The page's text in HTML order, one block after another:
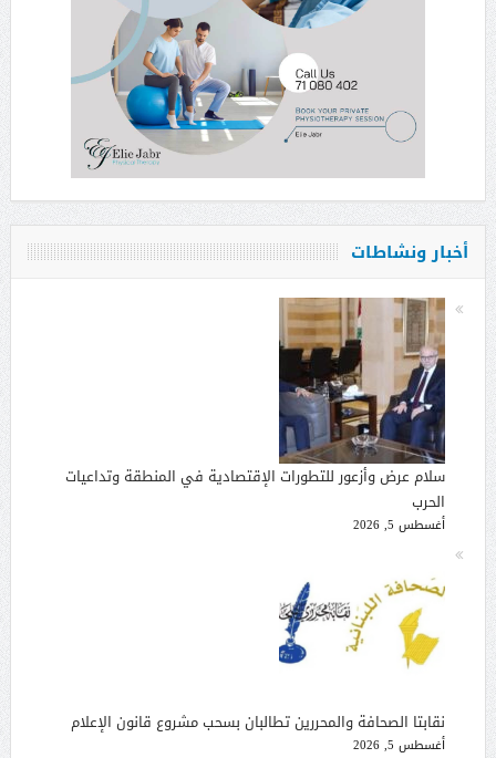
أخبار ونشاطات
سلام عرض وأزعور للتطورات الإقتصادية في المنطقة وتداعيات
الحرب
أغسطس 5, 2026
نقابتا الصحافة والمحررين تطالبان بسحب مشروع قانون الإعلام
أغسطس 5, 2026